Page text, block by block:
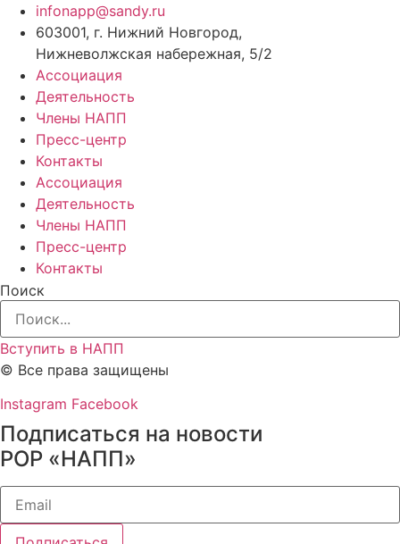
infonapp@sandy.ru
603001, г. Нижний Новгород,
Нижневолжская набережная, 5/2
Ассоциация
Деятельность
Члены НАПП
Пресс-центр
Контакты
Ассоциация
Деятельность
Члены НАПП
Пресс-центр
Контакты
Поиск
Вступить в НАПП
© Все права защищены
Instagram Facebook
Подписаться на новости
РОР «НАПП»